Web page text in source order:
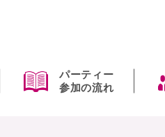
パーティー
参加の流れ